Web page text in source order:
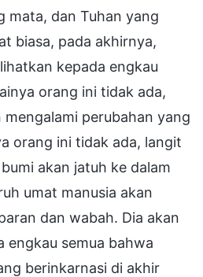
mata, dan Tuhan yang
biasa, pada akhirnya,
kepada engkau
orang ini tidak ada,
perubahan yang
orang ini tidak ada, langit
akan jatuh ke dalam
umat manusia akan
dan wabah. Dia akan
engkau semua bahwa
berinkarnasi di akhir